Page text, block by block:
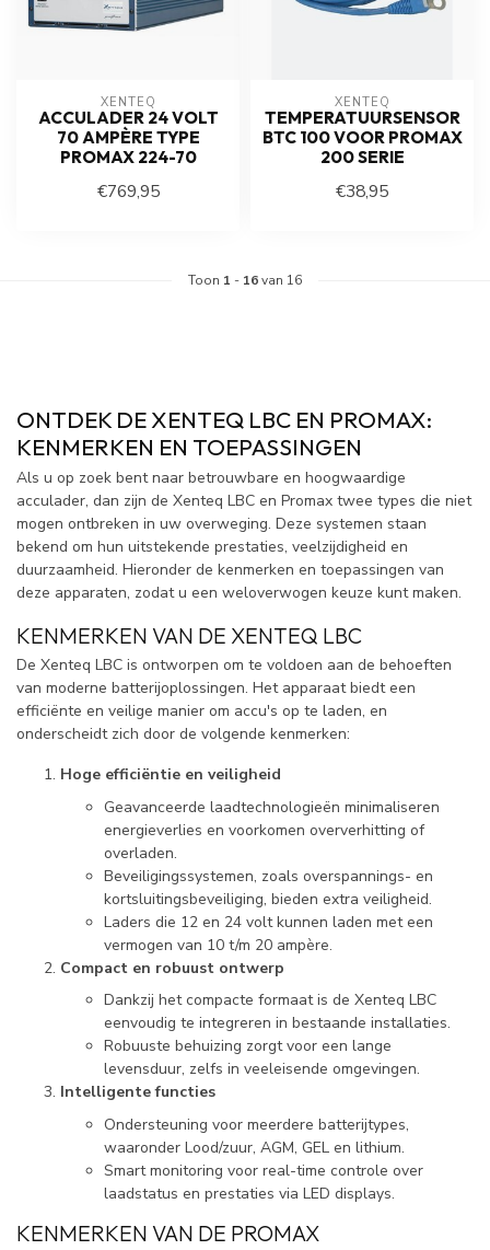
XENTEQ
ACCULADER 24 VOLT
70 AMPÈRE TYPE
PROMAX 224-70
€769,95
XENTEQ
TEMPERATUURSENSOR
BTC 100 VOOR PROMAX
200 SERIE
€38,95
Toon 1 - 16van 16
ONTDEK DE XENTEQ LBC EN PROMAX:
KENMERKEN EN TOEPASSINGEN
Als u op zoek bent naar betrouwbare en hoogwaardige
acculader, dan zijn de Xenteq LBC en Promax twee types die niet
mogen ontbreken in uw overweging. Deze systemen staan
bekend om hun uitstekende prestaties, veelzijdigheid en
duurzaamheid. Hieronder de kenmerken en toepassingen van
deze apparaten, zodat u een weloverwogen keuze kunt maken.
KENMERKEN VAN DE XENTEQ LBC
De Xenteq LBC is ontworpen om te voldoen aan de behoeften
van moderne batterijoplossingen. Het apparaat biedt een
efficiënte en veilige manier om accu's op te laden, en
onderscheidt zich door de volgende kenmerken:
Hoge efficiëntie en veiligheid
Geavanceerde laadtechnologieën minimaliseren
energieverlies en voorkomen oververhitting of
overladen.
Beveiligingssystemen, zoals overspannings- en
kortsluitingsbeveiliging, bieden extra veiligheid.
Laders die 12 en 24 volt kunnen laden met een
vermogen van 10 t/m 20 ampère.
Compact en robuust ontwerp
Dankzij het compacte formaat is de Xenteq LBC
eenvoudig te integreren in bestaande installaties.
Robuuste behuizing zorgt voor een lange
levensduur, zelfs in veeleisende omgevingen.
Intelligente functies
Ondersteuning voor meerdere batterijtypes,
waaronder Lood/zuur, AGM, GEL en lithium.
Smart monitoring voor real-time controle over
laadstatus en prestaties via LED displays.
KENMERKEN VAN DE PROMAX